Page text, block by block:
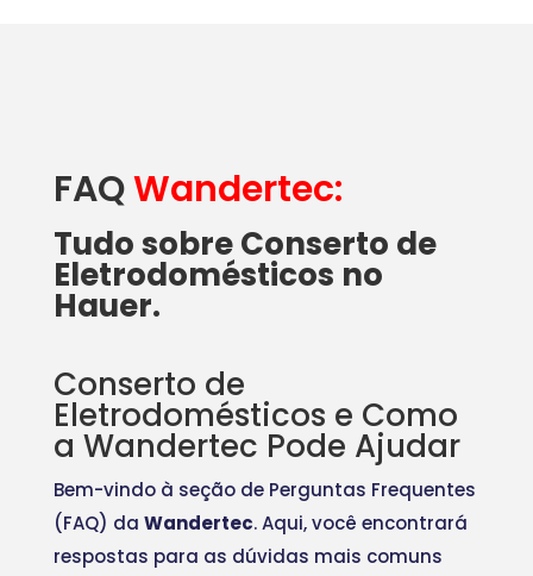
FAQWandertec:
Tudo sobre Conserto de
Eletrodomésticos no
Hauer.
Conserto de
Eletrodomésticos e Como
a Wandertec Pode Ajudar
Bem-vindo à seção de Perguntas Frequentes
(FAQ) da Wandertec. Aqui, você encontrará
respostas para as dúvidas mais comuns